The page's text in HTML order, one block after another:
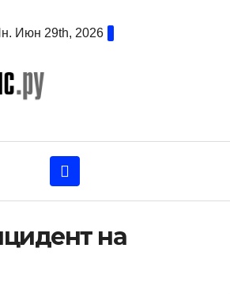
Июн 29th, 2026
на